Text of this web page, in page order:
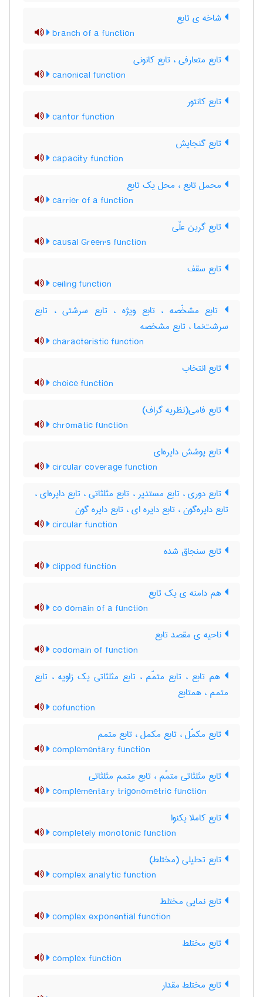
شاخه ی تابع
branch of a function
تابع متعارفی ، تابع کانونی
canonical function
تابع کانتور
cantor function
تابع گنجایش
capacity function
محمل تابع ، محل یک تابع
carrier of a function
تابع گرین علّی
causal Green's function
تابع سقف
ceiling function
تابع مشخّصه ، تابع ویژه ، تابع سرشتی ، تابع
سرشت‌نما ، تابع مشخصه
characteristic function
تابع انتخاب
choice function
تابع فامی(نظریه گراف)
chromatic function
تابع پوشش دایره‌ای
circular coverage function
تابع دوری ، تابع مستدیر ، تابع مثلثاتی ، تابع دایره‌ای ،
تابع دایره‌گون ، تابع دایره ای ، تابع دایره گون
circular function
تابع سنجاق شده
clipped function
هم دامنه ی یک تابع
co domain of a function
ناحیه ی مقصد تابع
codomain of function
هم تابع ، تابع متمّم ، تابع مثلثاتی یک زاویه ، تابع
متمم ، همتابع
cofunction
تابع مکمّل ، تابع مکمل ، تابع متمم
complementary function
تابع مثلثاتی متمّم ، تابع متمم مثلثاتی
complementary trigonometric function
تابع کاملا یکنوا
completely monotonic function
تابع تحلیلی (مختلط)
complex analytic function
تابع نمایی مختلط
complex exponential function
تابع مختلط
complex function
تابع مختلط مقدار